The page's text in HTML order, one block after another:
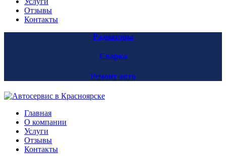
Отзывы
Контакты
Радиаторы
Сварка
Ремонт авто
Главная
О компании
Услуги
Отзывы
Контакты